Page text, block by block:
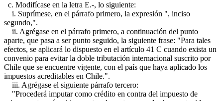
c. Modifícase en la letra E.-, lo siguiente:
i. Suprímese, en el párrafo primero, la expresión ", inciso
segundo,".
ii. Agrégase en el párrafo primero, a continuación del punto
aparte, que pasa a ser punto seguido, la siguiente frase: "Para tales
efectos, se aplicará lo dispuesto en el artículo 41 C cuando exista un
convenio para evitar la doble tributación internacional suscrito por
Chile que se encuentre vigente, con el país que haya aplicado los
impuestos acreditables en Chile.".
iii. Agrégase el siguiente párrafo tercero:
"Procederá imputar como crédito en contra del impuesto de